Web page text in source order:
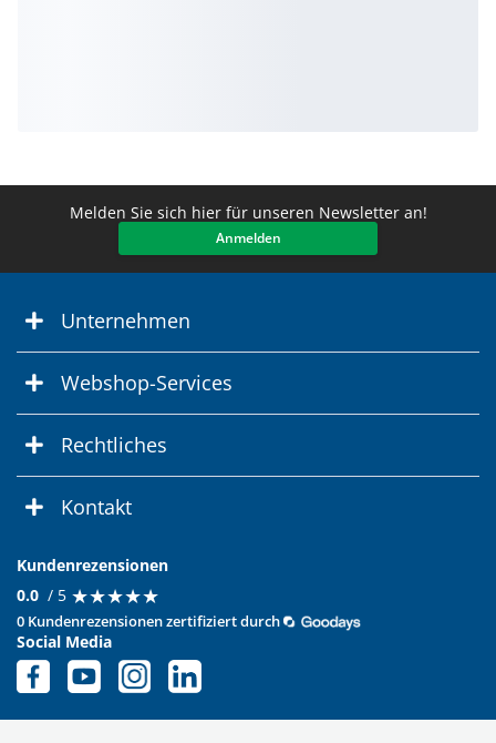
Melden Sie sich hier für unseren Newsletter an!
Anmelden
Unternehmen
Webshop-Services
Rechtliches
Kontakt
Kundenrezensionen
0.0 / 5 ★★★★★
★★★★★
0 Kundenrezensionen zertifiziert durch
Social Media